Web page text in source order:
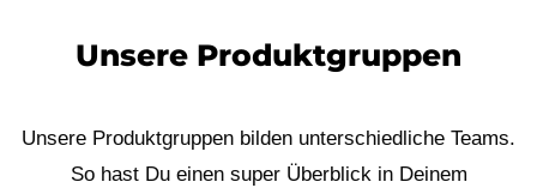
Unsere Produktgruppen
Unsere Produktgruppen bilden unterschiedliche Teams.
So hast Du einen super Überblick in Deinem